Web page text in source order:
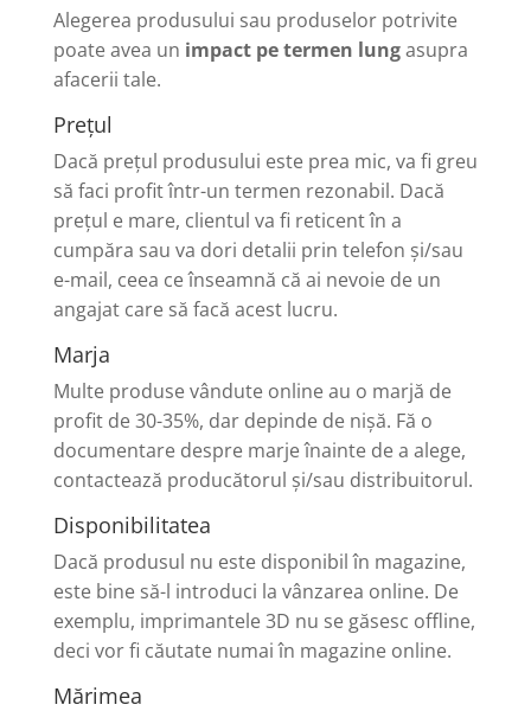
Alegerea produsului sau produselor potrivite
poate avea un impact pe termen lungasupra
afacerii tale.
Prețul
Dacă prețul produsului este prea mic, va fi greu
să faci profit într-un termen rezonabil. Dacă
prețul e mare, clientul va fi reticent în a
cumpăra sau va dori detalii prin telefon și/sau
e-mail, ceea ce înseamnă că ai nevoie de un
angajat care să facă acest lucru.
Marja
Multe produse vândute online au o marjă de
profit de 30-35%, dar depinde de nișă. Fă o
documentare despre marje înainte de a alege,
contactează producătorul și/sau distribuitorul.
Disponibilitatea
Dacă produsul nu este disponibil în magazine,
este bine să-l introduci la vânzarea online. De
exemplu, imprimantele 3D nu se găsesc offline,
deci vor fi căutate numai în magazine online.
Mărimea